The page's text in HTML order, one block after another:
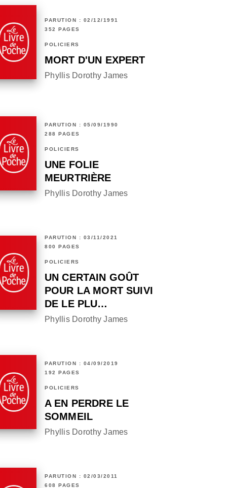
PARUTION : 02/12/1991
352 PAGES
POLICIERS
MORT D'UN EXPERT
Phyllis Dorothy James
PARUTION : 05/09/1990
288 PAGES
POLICIERS
UNE FOLIE
MEURTRIÈRE
Phyllis Dorothy James
PARUTION : 03/11/2021
800 PAGES
POLICIERS
UN CERTAIN GOÛT
POUR LA MORT SUIVI
DE LE PLU…
Phyllis Dorothy James
PARUTION : 04/09/2019
192 PAGES
POLICIERS
A EN PERDRE LE
SOMMEIL
Phyllis Dorothy James
PARUTION : 02/03/2011
608 PAGES